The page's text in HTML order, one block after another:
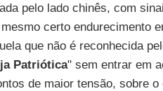
pelo lado chinês, com
certo endurecimento
que não é reconhecida
Patriótica" sem entrar em
de maior tensão, sobre